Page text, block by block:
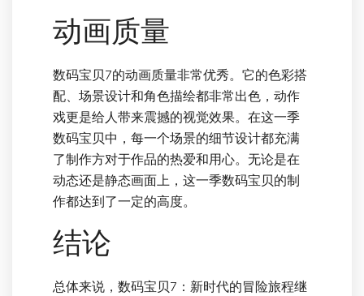
动画质量
数码宝贝7的动画质量非常优秀。它的色彩搭
配、场景设计和角色描绘都非常出色，动作
戏更是给人带来震撼的视觉效果。在这一季
数码宝贝中，每一个场景的细节设计都充满
了制作方对于作品的热爱和用心。无论是在
动态还是静态画面上，这一季数码宝贝的制
作都达到了一定的高度。
结论
总体来说，数码宝贝7：新时代的冒险旅程继